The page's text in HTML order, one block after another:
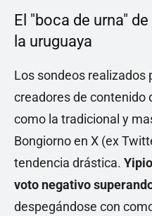
El "boca de urna"
la uruguaya
Los sondeos realizados
creadores de contenido
como la tradicional y
Bongiorno en X (ex
tendencia drástica.
voto negativo
despegándose con